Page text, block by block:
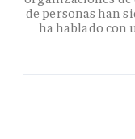
de personas han
ha hablado con